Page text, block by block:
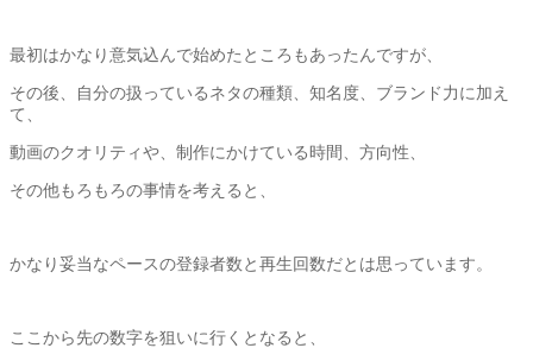
最初はかなり意気込んで始めたところもあったんですが、
その後、自分の扱っているネタの種類、知名度、 ブランド力に加え
て、
動画のクオリティや、制作にかけている時間、方向性、
その他もろもろの事情を考えると、
かなり妥当なペースの登録者数と再生回数だとは思っています。
ここから先の数字を狙いに行くとなると、